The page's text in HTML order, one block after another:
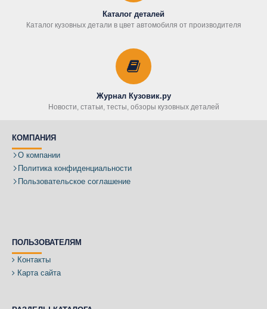
Каталог деталей
Каталог кузовных детали в цвет автомобиля от производителя
Журнал Кузовик.ру
Новости, статьи, тесты, обзоры кузовных деталей
КОМПАНИЯ
О компании
Политика конфиденциальности
Пользовательское соглашение
ПОЛЬЗОВАТЕЛЯМ
Контакты
Карта сайта